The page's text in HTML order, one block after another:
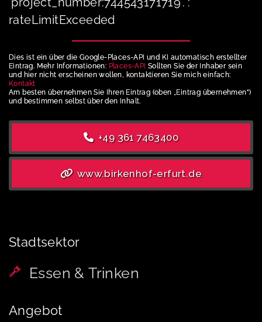
rateLimitExceeded
Dies ist ein über die Google-Places-API und KI automatisch erstellter
Eintrag. Mehr Informationen: Places-API Sollten Sie der Inhaber sein
und hier nicht erscheinen wollen, kontaktieren Sie mich einfach:
Kontakt
Am besten übernehmen Sie Ihren Eintrag (oben „Eintrag übernehmen“)
und bestimmen selbst über den Inhalt.
+49 361 7463400
www.birkenhof-erfurt.de
Stadtsektor
Essen & Trinken
Angebot